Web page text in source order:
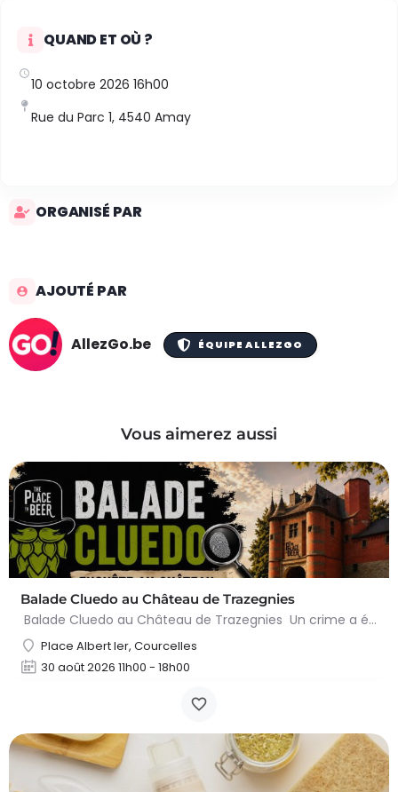
QUAND ET OÙ ?
10 octobre 2026 16h00
Rue du Parc 1, 4540 Amay
ORGANISÉ PAR
AJOUTÉ PAR
AllezGo.be ÉQUIPE ALLEZGO
Vous aimerez aussi
Balade Cluedo au Château de Trazegnies
Balade Cluedo au Château de Trazegnies Un crime a été commis au Château de Trazegnies… À vous de résoudre…
Place Albert Ier, Courcelles
30 août 2026 11h00 - 18h00